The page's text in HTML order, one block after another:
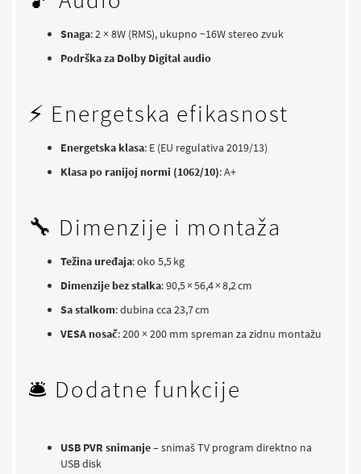
Snaga: 2 × 8W (RMS), ukupno ~16W stereo zvuk
Podrška za Dolby Digital audio
⚡ Energetska efikasnost
Energetska klasa: E (EU regulativa 2019/13)
Klasa po ranijoj normi (1062/10): A+
🔧 Dimenzije i montaža
Težina uređaja: oko 5,5 kg
Dimenzije bez stalka: 90,5 × 56,4 × 8,2 cm
Sa stalkom: dubina cca 23,7 cm
VESA nosač: 200 × 200 mm spreman za zidnu montažu
🛎️ Dodatne funkcije
USB PVR snimanje– snimaš TV program direktno na
USB disk